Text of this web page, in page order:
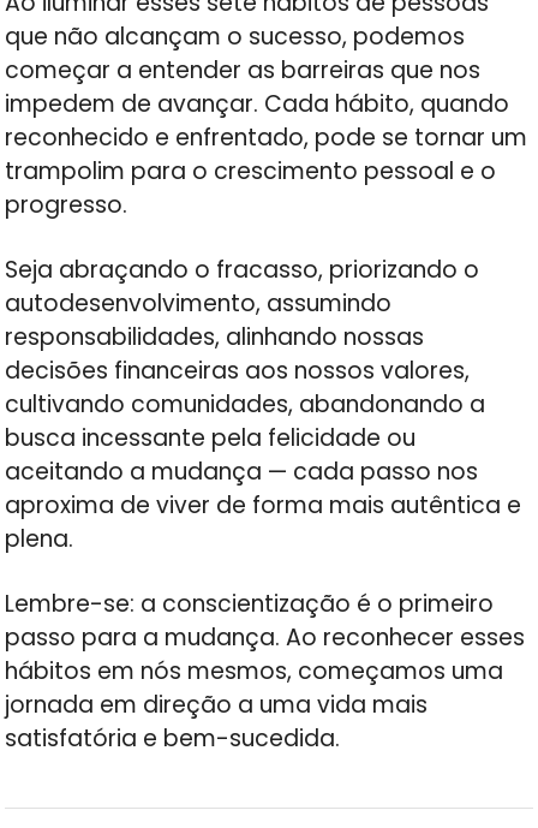
que não alcançam o sucesso, podemos
começar a entender as barreiras que nos
impedem de avançar. Cada hábito, quando
reconhecido e enfrentado, pode se tornar um
trampolim para o crescimento pessoal e o
progresso.
Seja abraçando o fracasso, priorizando o
autodesenvolvimento, assumindo
responsabilidades, alinhando nossas
decisões financeiras aos nossos valores,
cultivando comunidades, abandonando a
busca incessante pela felicidade ou
aceitando a mudança — cada passo nos
aproxima de viver de forma mais autêntica e
plena.
Lembre-se: a conscientização é o primeiro
passo para a mudança. Ao reconhecer esses
hábitos em nós mesmos, começamos uma
jornada em direção a uma vida mais
satisfatória e bem-sucedida.